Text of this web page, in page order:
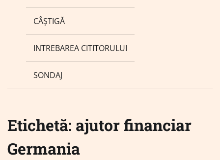
CÂȘTIGĂ
INTREBAREA CITITORULUI
SONDAJ
Etichetă: ajutor financiar
Germania